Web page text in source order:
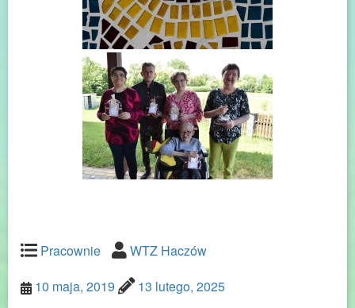
Pracownie
WTZ Haczów
10 maja, 2019
13 lutego, 2025